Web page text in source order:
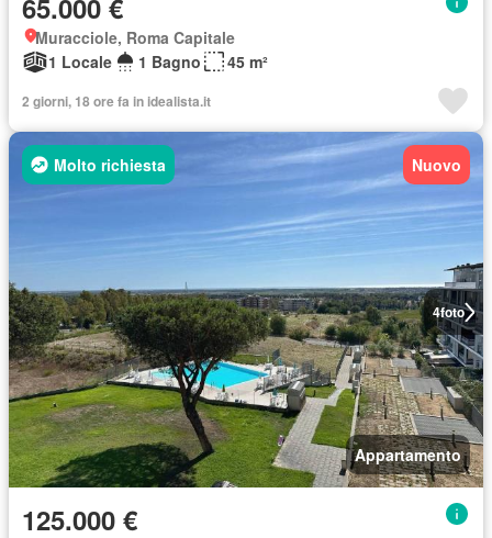
65.000 €
Muracciole, Roma Capitale
1 Locale
1 Bagno 45 m²
2 giorni, 18 ore fa in idealista.it
4foto
Molto richiesta Nuovo
Appartamento
125.000 €